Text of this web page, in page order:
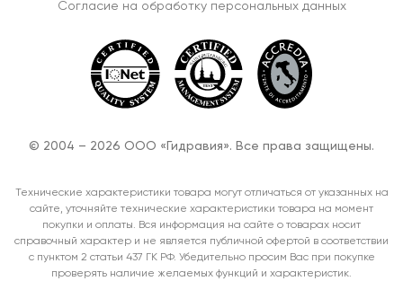
Согласиe на обработку персональных данных
© 2004 – 2026 ООО «Гидравия». Все права защищены.
Технические характеристики товара могут отличаться от указанных на
сайте, уточняйте технические характеристики товара на момент
покупки и оплаты. Вся информация на сайте о товарах носит
справочный характер и не является публичной офертой в соответствии
с пунктом 2 статьи 437 ГК РФ. Убедительно просим Вас при покупке
проверять наличие желаемых функций и характеристик.